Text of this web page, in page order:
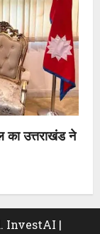
उत्तराखंड ने
InvestAI |